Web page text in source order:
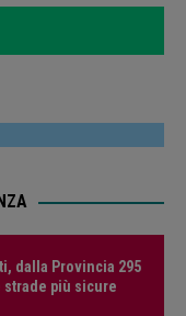
dalla Provincia 295
più sicure